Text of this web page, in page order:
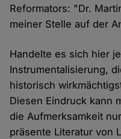
Reformators: "Dr.
meiner Stelle auf der
Handelte es sich hier
Instrumentalisierung,
historisch
Diesen Eindruck kann
die Aufmerksamkeit
präsente Literatur von